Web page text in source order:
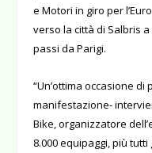
e Motori in giro per
verso la città di Salbris a
passi da Parigi.
“Un’ottima occasione
manifestazione-
Bike, organizzatore
8.000 equipaggi, più